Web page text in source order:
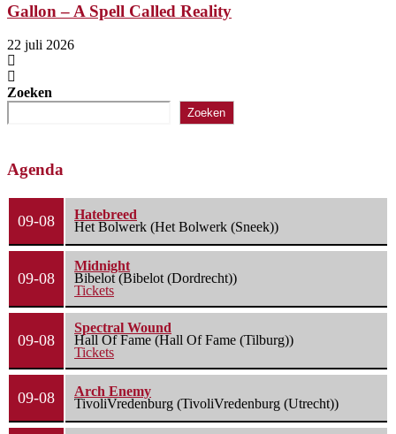
Gallon – A Spell Called Reality
22 juli 2026
Zoeken
Zoeken
Agenda
09-08
Hatebreed
Het Bolwerk (Het Bolwerk (Sneek))
09-08
Midnight
Bibelot (Bibelot (Dordrecht))
Tickets
09-08
Spectral Wound
Hall Of Fame (Hall Of Fame (Tilburg))
Tickets
09-08
Arch Enemy
TivoliVredenburg (TivoliVredenburg (Utrecht))